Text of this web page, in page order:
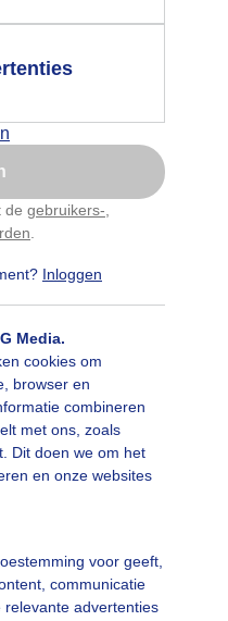
de gebruikers-
Inloggen
Media.
cookies om
browser en
combineren
met ons, zoals
Dit doen we om het
en onze websites
voor geeft,
communicatie
advertenties
#blauwelucht
#donkerewolken
#maan #mensen
#schilders
#terras
weer
De Bilt
op hebt
een pop-up uit
toestemming
popup
later
dag deze pop-up
passen